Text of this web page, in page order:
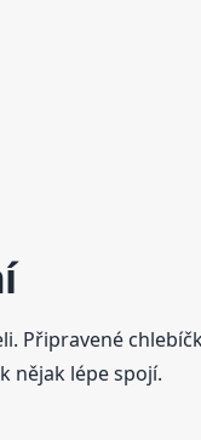
Připravené
nějak lépe spojí.